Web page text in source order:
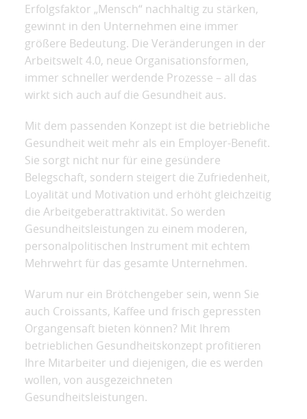
Erfolgsfaktor „Mensch“ nachhaltig zu stärken,
gewinnt in den Unternehmen eine immer
größere Bedeutung. Die Veränderungen in der
Arbeitswelt 4.0, neue Organisationsformen,
immer schneller werdende Prozesse – all das
wirkt sich auch auf die Gesundheit aus.
Mit dem passenden Konzept ist die betriebliche
Gesundheit weit mehr als ein Employer-Benefit.
Sie sorgt nicht nur für eine gesündere
Belegschaft, sondern steigert die Zufriedenheit,
Loyalität und Motivation und erhöht gleichzeitig
die Arbeitgeberattraktivität. So werden
Gesundheitsleistungen zu einem moderen,
personalpolitischen Instrument mit echtem
Mehrwehrt für das gesamte Unternehmen.
Warum nur ein Brötchengeber sein, wenn Sie
auch Croissants, Kaffee und frisch gepressten
Organgensaft bieten können? Mit Ihrem
betrieblichen Gesundheitskonzept profitieren
Ihre Mitarbeiter und diejenigen, die es werden
wollen, von ausgezeichneten
Gesundheitsleistungen.